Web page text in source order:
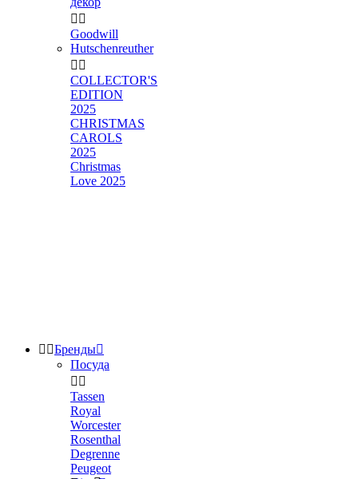
 
Goodwill
Hutschenreuther
 
COLLECTOR'S
EDITION
2025
CHRISTMAS
CAROLS
2025
Christmas
Love 2025
 Бренды
Посуда
 
Tassen
Royal
Worcester
Rosenthal
Degrenne
Peugeot